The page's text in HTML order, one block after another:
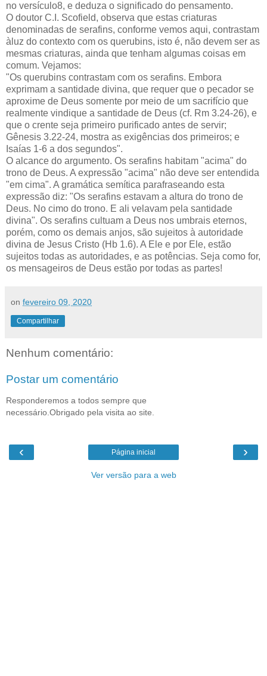
no versículo8, e deduza o significado do pensamento.
O doutor C.I. Scofield, observa que estas criaturas
denominadas de serafins, conforme vemos aqui, contrastam
àluz do contexto com os querubins, isto é, não devem ser as
mesmas criaturas, ainda que tenham algumas coisas em
comum. Vejamos:
"Os querubins contrastam com os serafins. Embora
exprimam a santidade divina, que requer que o pecador se
aproxime de Deus somente por meio de um sacrifício que
realmente vindique a santidade de Deus (cf. Rm 3.24-26), e
que o crente seja primeiro purificado antes de servir;
Gênesis 3.22-24, mostra as exigências dos primeiros; e
Isaías 1-6 a dos segundos".
O alcance do argumento. Os serafins habitam "acima" do
trono de Deus. A expressão "acima" não deve ser entendida
"em cima". A gramática semítica parafraseando esta
expressão diz: "Os serafins estavam a altura do trono de
Deus. No cimo do trono. E ali velavam pela santidade
divina". Os serafins cultuam a Deus nos umbrais eternos,
porém, como os demais anjos, são sujeitos à autoridade
divina de Jesus Cristo (Hb 1.6). A Ele e por Ele, estão
sujeitos todas as autoridades, e as potências. Seja como for,
os mensageiros de Deus estão por todas as partes!
on fevereiro 09, 2020
Compartilhar
Nenhum comentário:
Postar um comentário
Responderemos a todos sempre que
necessário.Obrigado pela visita ao site.
‹ ›
Página inicial
Ver versão para a web